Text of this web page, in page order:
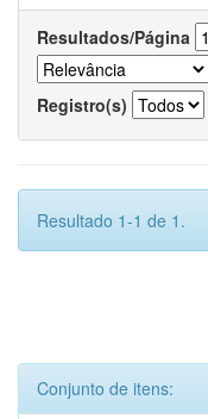
Resultados/Página
Registro(s)
Resultado 1-1 de 1.
Conjunto de itens: